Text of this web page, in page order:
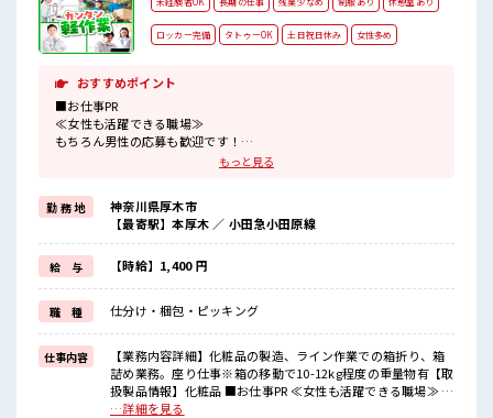
ロッカー完備 タトゥーOK 土日祝日休み 女性多め
おすすめポイント
■お仕事PR
≪女性も活躍できる職場≫
もちろん男性の応募も歓迎です！
残業はほとんどナシ！
≪週休2日制≫
週末は家族や友人と一緒にプライベート満喫！
≪機能的な制服アリ≫
制服があるので、
毎日の服装の悩み解消♪
≪未経験の方も大カンゲイ≫
新しいことにチャレンジするのは不安だけど、
しっかり働く環境が整っています！
イチからスキルUP・ステップUP目指していきましょう！
■職場の雰囲気
女性が多い職場ですが男女は問いません！
もっと見る
勤 務 地
神奈川県厚木市
【最寄駅】本厚木 ／ 小田急小田原線
給 与 【時給】1,400 円
職 種 仕分け・梱包・ピッキング
仕事内容
【業務内容詳細】化粧品の製造、ライン作業での箱折り、箱
詰め業務。座り仕事※箱の移動で10-12kg程度の重量物有【取
扱製品情報】化粧品 ■お仕事PR ≪女性も活躍できる職場≫ も
ちろん男性の応募も歓迎です！ ≪プライベートが充実する≫
…詳細を見る